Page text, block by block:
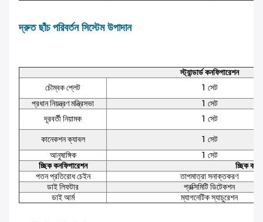
দ্রুত ছাঁচ পরিবর্তন সিস্টেম উপাদান
স্ট্যান্ডার্ড কনফিগারেশন
চৌম্বক প্লেট
1 সেট
প্রধান নিয়ন্ত্রণ মন্ত্রিসভা
1 সেট
দূরবর্তী নিয়ামক
1 সেট
কানেকশন ক্যাবল
1 সেট
আনুষাঙ্গিক
1 সেট
চ্ছিক কনফিগারেশন
চ্ছিক
পতন প্রতিরোধ চেইন
তাপমাত্রা সনাক্তকরণ
ডাই লিফটার
প্রক্সিমিটি ডিটেকশন
ডাই আর্ম
ম্যাগনেটিক স্যাচুরেশন